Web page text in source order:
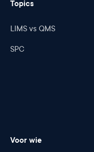
Topics
LIMS vs QMS
SPC
Voor wie